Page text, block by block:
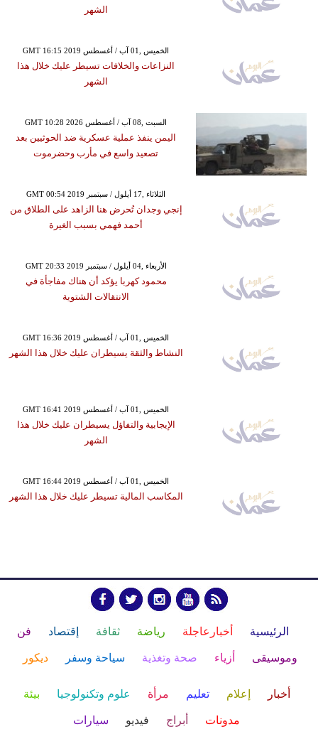
الشهر
GMT 16:15 2019 الخميس ,01 آب / أغسطس
النزاعات والخلافات تسيطر عليك خلال هذا
الشهر
GMT 10:28 2026 السبت ,08 آب / أغسطس
اليمن ينفذ عملية عسكرية ضد الحوثيين بعد
تصعيد واسع في مأرب وحضرموت
GMT 00:54 2019 الثلاثاء ,17 أيلول / سبتمبر
إنجي وجدان تُحرض هنا الزاهد على الطلاق من
أحمد فهمي بسبب الغيرة
GMT 20:33 2019 الأربعاء ,04 أيلول / سبتمبر
محمود كهربا يؤكد أن هناك مفاجأة في
الانتقالات الشتوية
GMT 16:36 2019 الخميس ,01 آب / أغسطس
النشاط والثقة يسيطران عليك خلال هذا الشهر
GMT 16:41 2019 الخميس ,01 آب / أغسطس
الإيجابية والتفاؤل يسيطران عليك خلال هذا
الشهر
GMT 16:44 2019 الخميس ,01 آب / أغسطس
المكاسب المالية تسيطر عليك خلال هذا الشهر
الرئيسية أخبارعاجلة رياضة ثقافة إقتصاد فن
وموسيقى أزياء صحة وتغذية سياحة وسفر ديكور
أخبار إعلام تعليم مرأة علوم وتكنولوجيا بيئة
مدونات أبراج فيديو سيارات